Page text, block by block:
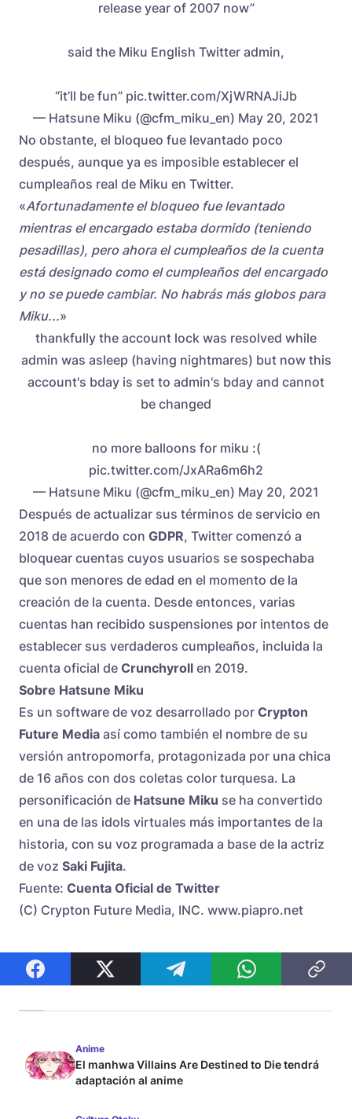
release year of 2007 now”
said the Miku English Twitter admin,
“it’ll be fun” pic.twitter.com/XjWRNAJiJb
— Hatsune Miku (@cfm_miku_en) May 20, 2021
No obstante, el bloqueo fue levantado poco
después, aunque ya es imposible establecer el
cumpleaños real de Miku en Twitter.
«Afortunadamente el bloqueo fue levantado
mientras el encargado estaba dormido (teniendo
pesadillas), pero ahora el cumpleaños de la cuenta
está designado como el cumpleaños del encargado
y no se puede cambiar. No habrás más globos para
Miku...»
thankfully the account lock was resolved while
admin was asleep (having nightmares) but now this
account's bday is set to admin's bday and cannot
be changed
no more balloons for miku :(
pic.twitter.com/JxARa6m6h2
— Hatsune Miku (@cfm_miku_en) May 20, 2021
Después de actualizar sus términos de servicio en
2018 de acuerdo con GDPR, Twitter comenzó a
bloquear cuentas cuyos usuarios se sospechaba
que son menores de edad en el momento de la
creación de la cuenta. Desde entonces, varias
cuentas han recibido suspensiones por intentos de
establecer sus verdaderos cumpleaños, incluida la
cuenta oficial de Crunchyroll en 2019.
Sobre Hatsune Miku
Es un software de voz desarrollado por Crypton
Future Media así como también el nombre de su
versión antropomorfa, protagonizada por una chica
de 16 años con dos coletas color turquesa. La
personificación de Hatsune Miku se ha convertido
en una de las idols virtuales más importantes de la
historia, con su voz programada a base de la actriz
de voz Saki Fujita.
Fuente: Cuenta Oficial de Twitter
(C) Crypton Future Media, INC. www.piapro.net
Anime
El manhwa Villains Are Destined to Die tendrá
adaptación al anime